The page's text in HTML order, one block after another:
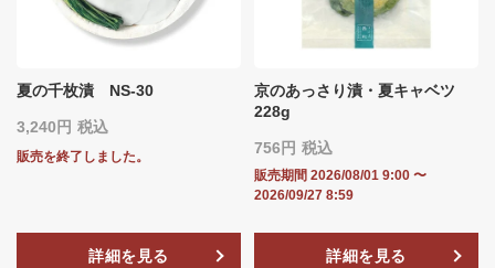
夏の千枚漬 NS-30
3,240 税込
販売を終了しました。
詳細を見る
京のあっさり漬・夏キャベツ
228g
756 税込
販売期間 2026/08/01 9:00 〜
2026/09/27 8:59
詳細を見る